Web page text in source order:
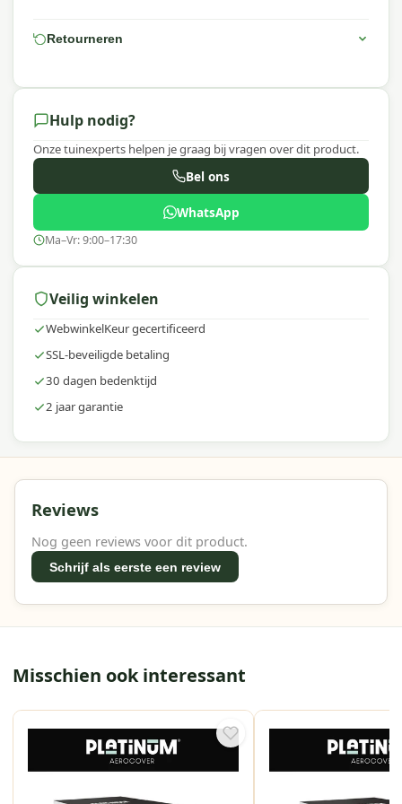
Platinum staat bekend om hoogwaardige
schimmelvorming tegen, zodat jouw
beschermd zijn in elk seizoen.
Retourneren
Hulp nodig?
Onze tuinexperts helpen je graag bij vragen over dit product.
Bel ons
WhatsApp
Ma–Vr: 9:00–17:30
Veilig winkelen
WebwinkelKeur gecertificeerd
SSL-beveiligde betaling
30 dagen bedenktijd
2 jaar garantie
Reviews
Nog geen reviews voor dit product.
Schrijf als eerste een review
Misschien ook interessant